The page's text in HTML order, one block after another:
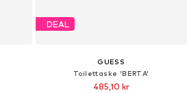
DEAL
GUESS
Toilettaske 'BERTA'
485,10 kr